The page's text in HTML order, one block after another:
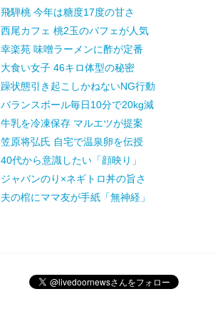
飛騨桃 今年は糖度17度の甘さ
西尾カフェ 桃2玉のパフェが人気
幸楽苑 味噌ラーメンに酢が定番
大食い女子 46キロ体型の秘密
躁状態引き起こしかねないNG行動
バランスボール毎日10分で20kg減
牛乳を冷凍保存 マルエツが提案
笠原将弘氏 自宅で温泉卵を伝授
40代から意識したい「顔映り」
ジャバンのり×ネギトロ丼の旨さ
夫の棺にママ友が手紙「無神経」